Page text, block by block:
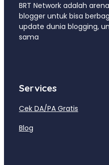
BRT Network adalah
blogger untuk bisa
update dunia blogging,
sama
Services
Cek DA/PA Gratis
Blog